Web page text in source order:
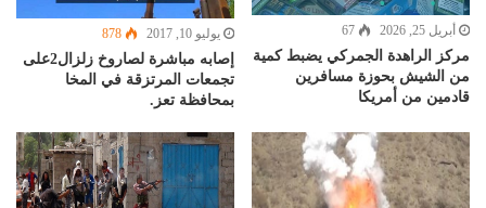
أبريل 25, 2026 67
مركز الراهدة الجمركي يضبط كمية
من الشيش بحوزة مسافرين
قادمين من أمريكا
يوليو 10, 2017 878
إصابه مباشرة لصاروخ زلزال2على
تجمعات المرتزقة في المخا
بمحافظة تعز.